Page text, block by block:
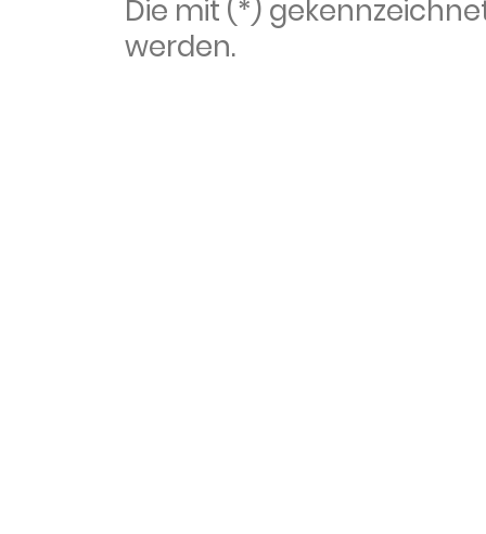
Die mit (*)
werden.